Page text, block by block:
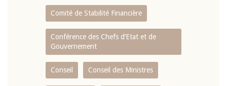
Comité de Stabilité Financière
Conférence des Chefs d’Etat et de
Gouvernement
Conseil Conseil des Ministres